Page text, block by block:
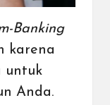
Banking
karena
untuk
Anda.